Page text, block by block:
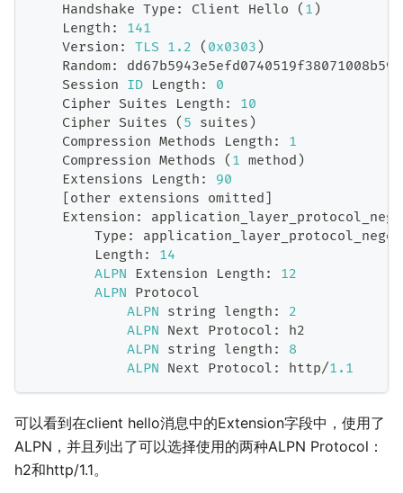
Handshake Type : Client Hello ( 1 )
Length :
141
Version : TLS 1.2 ( 0x0303 )
Random:
Session ID Length :
0
Cipher Suites Length :
10
Cipher Suites ( 5 suites )
Compression Methods Length :
1
Compression Methods ( 1 method )
Extensions
Length :
90
other extensions omitted
Extension :
Type :
Length :
14
ALPN
Extension Length :
12
ALPN Protocol
ALPN string length :
2
ALPN Next Protocol :
h2
ALPN string length :
8
ALPN Next Protocol : http/1.1
可以看到在client hello消息中的Extension字段中，使用了
ALPN，并且列出了可以选择使用的两种ALPN Protocol：
h2和http/1.1。